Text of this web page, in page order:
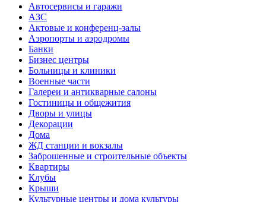
Автосервисы и гаражи
АЗС
Актовые и конференц-залы
Аэропорты и аэродромы
Банки
Бизнес центры
Больницы и клиники
Военные части
Галереи и антикварные салоны
Гостиницы и общежития
Дворы и улицы
Декорации
Дома
ЖД станции и вокзалы
Заброшенные и строительные объекты
Квартиры
Клубы
Крыши
Культурные центры и дома культуры